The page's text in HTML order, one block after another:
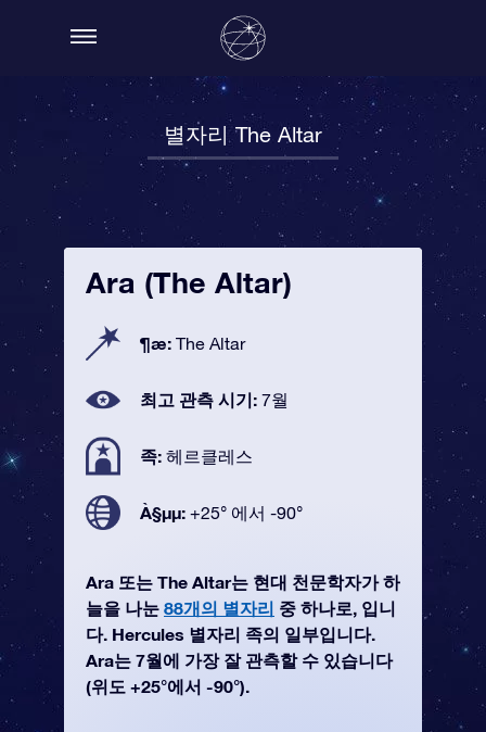
별자리 The Altar
Ara (The Altar)
¶æ: The Altar
최고 관측 시기: 7월
족: 헤르클레스
À§µµ: +25° 에서 -90°
Ara 또는 The Altar는 현대 천문학자가 하
늘을 나눈 88개의 별자리 중 하나로, 입니
다. Hercules 별자리 족의 일부입니다.
Ara는 7월에 가장 잘 관측할 수 있습니다
(위도 +25°에서 -90°).